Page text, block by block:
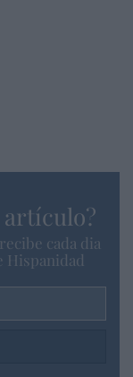
artículo?
cada dia
Hispanidad